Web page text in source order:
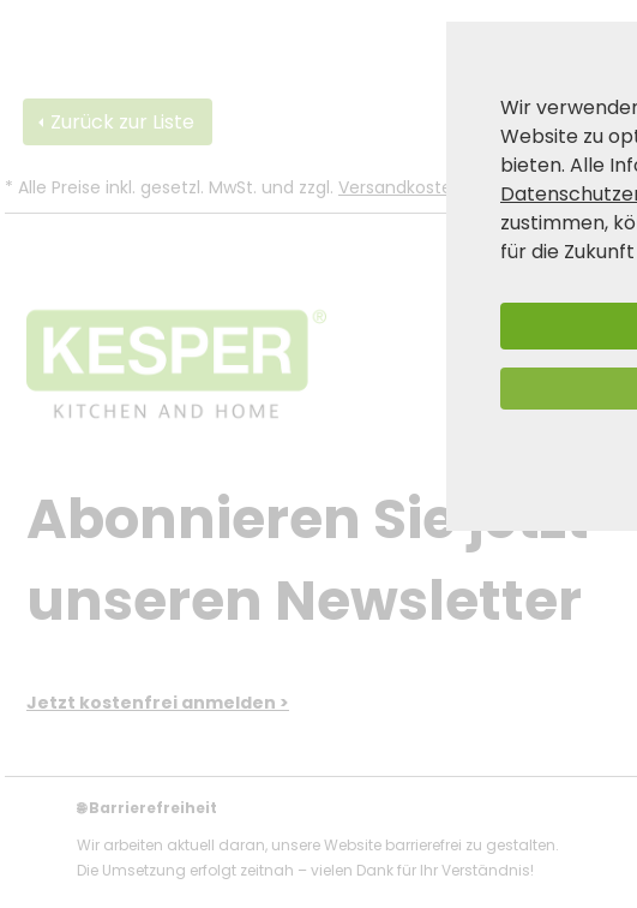
Zurück zur Liste
* Alle Preise inkl. gesetzl. MwSt. und zzgl. Versandkosten
Abonnieren Sie jetzt
unseren Newsletter
Jetzt kostenfrei anmelden >
🌐Barrierefreiheit
Wir arbeiten aktuell daran, unsere Website barrierefrei zu gestalten.
Die Umsetzung erfolgt zeitnah – vielen Dank für Ihr Verständnis!
Wir
Website zu
bieten. Alle
zustimmen,
für die Zukunft